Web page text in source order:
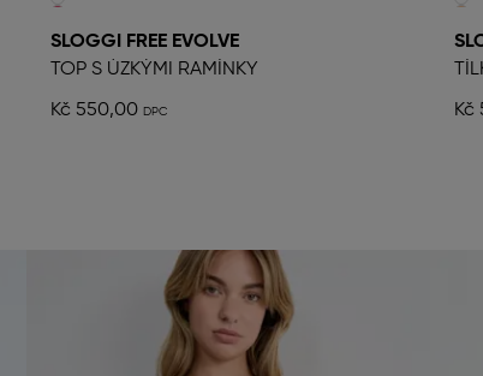
SLOGGI FREE EVOLVE
TOP S ÚZKÝMI RAMÍNKY
Kč 550,00 Kč